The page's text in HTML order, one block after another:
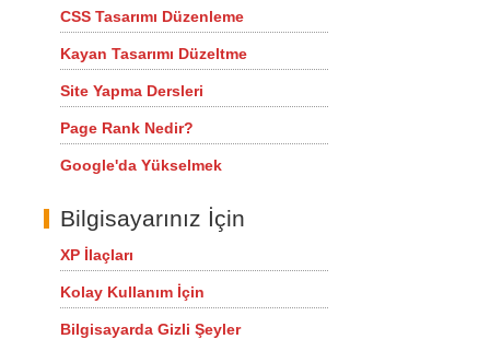
CSS Tasarımı Düzenleme
Kayan Tasarımı Düzeltme
Site Yapma Dersleri
Page Rank Nedir?
Google'da Yükselmek
Bilgisayarınız İçin
XP İlaçları
Kolay Kullanım İçin
Bilgisayarda Gizli Şeyler